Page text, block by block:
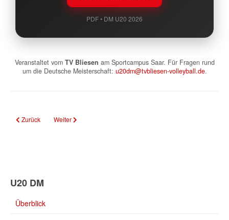
PDF • DM U20 2026
Veranstaltet vom TV Bliesen am Sportcampus Saar. Für Fragen rund
um die Deutsche Meisterschaft: u20dm@tvbliesen-volleyball.de.
Vorheriger Beitrag: Sportcampus Saar
Zurück Nächster Beitrag: Sponsoren
Weiter
U20 DM
Überblick